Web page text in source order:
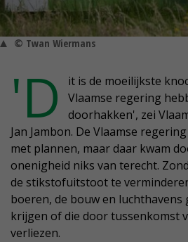
© Twan Wiermans
'D
it is de moeilijkste
Vlaamse regering
doorhakken', zei
Jan Jambon. De Vlaamse
met plannen, maar daar kwam
onenigheid niks van terecht.
de stikstofuitstoot te
boeren, de bouw en
krijgen of die door tussenkomst
verliezen.